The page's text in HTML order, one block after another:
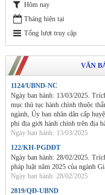
Hôm nay
Tháng hiện tại
Tổng lượt truy cập
VĂN
1124/UBND-NC
Ngày ban hành: 13/03/2025.
mục thủ tục hành chính thuộc
ngành, Ủy ban nhân dân cấp
phi địa giới hành chính trên địa
Ngày ban hành: 13/03/2025
122/KH-PGDĐT
Ngày ban hành: 28/02/2025.
pháp luật năm 2025 của ngành
Ngày ban hành: 28/02/2025
2819/QĐ-UBND